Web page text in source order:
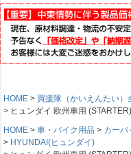
HOME
買援隊（かいえんたい）
ヒュンダイ 欧州車用
HOME
車・バイク用品 カーバ
HYUNDAI(ヒュンダイ)